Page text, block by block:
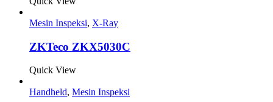
Mesin Inspeksi, X-Ray
ZKTeco ZKX5030C
Quick View
Handheld, Mesin Inspeksi